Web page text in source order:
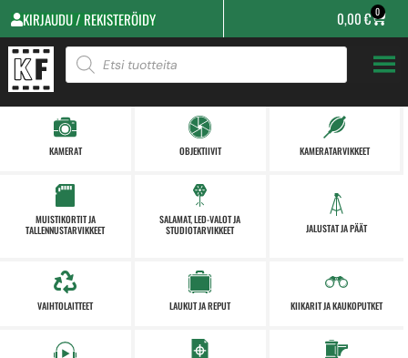
KIRJAUDU / REKISTERÖIDY 0,00€ 0
KAMERAT OBJEKTIIVIT KAMERATARVIKKEET
MUISTIKORTIT JA
TALLENNUSTARVIKKEET
SALAMAT, LED-VALOT JA
STUDIOTARVIKKEET
JALUSTAT JA PÄÄT
VAIHTOLAITTEET LAUKUT JA REPUT KIIKARIT JA KAUKOPUTKET